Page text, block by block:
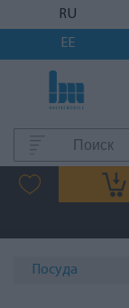
RU
EE
Посуда